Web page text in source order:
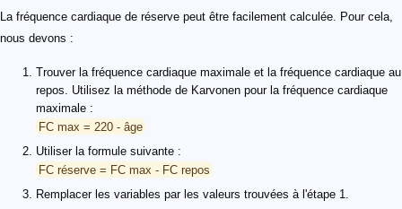
La fréquence cardiaque de réserve peut être facilement calculée. Pour cela,
nous devons :
Trouver la fréquence cardiaque maximale et la fréquence cardiaque au
repos. Utilisez la méthode de Karvonen pour la fréquence cardiaque
maximale :
FC max = 220 - âge
Utiliser la formule suivante :
FC réserve = FC max - FC repos
Remplacer les variables par les valeurs trouvées à l'étape 1.